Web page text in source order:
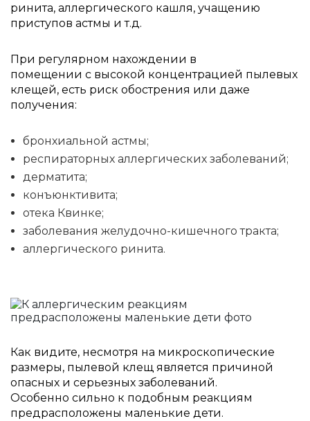
ринита, аллергического кашля, учащению
приступов астмы и т.д.
При регулярном нахождении в
помещении с высокой концентрацией пылевых
клещей, есть риск обострения или даже
получения:
бронхиальной астмы;
респираторных аллергических заболеваний;
дерматита;
конъюнктивита;
отека Квинке;
заболевания желудочно-кишечного тракта;
аллергического ринита.
Как видите, несмотря на микроскопические
размеры, пылевой клещ является причиной
опасных и серьезных заболеваний.
Особенно сильно к подобным реакциям
предрасположены маленькие дети.